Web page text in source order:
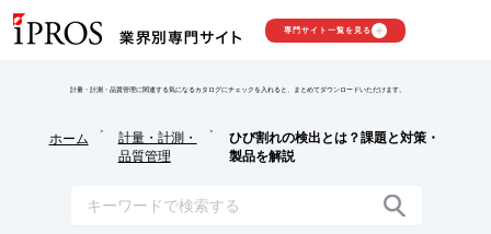
専門サイト一覧を見る
計量・計測・品質管理に関連する気になるカタログにチェックを入れると、まとめてダウンロードいただけます。
ホーム
>
計量・計測・
品質管理
>
ひび割れの検出とは？課題と対策・
製品を解説